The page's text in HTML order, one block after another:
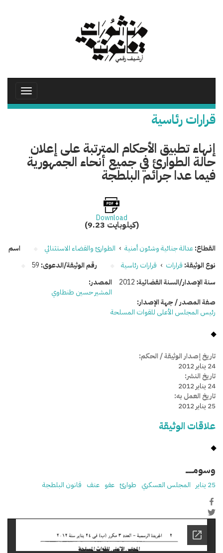
Toggle
قرارات رئاسية
إنهاء تطبيق الأحكام المترتبة على إعلان
حالة الطوارئ في جميع أنحاء الجمهورية
فيما عدا جرائم البلطجة
Download
(9.23 كيلوبايت)
القطاع:عدالة جنائية وشئون أمنية › الطوارئ والقضاء الاستثنائي
نوع الوثيقة: قرارات › قرارات رئاسية رقم الوثيقة/الدعوى: 59
سنة الإصدار/السنة القضائية: 2012
اسم
المصدر:
المشير حسين طنطاوي
صفة المصدر / جهة الإصدار:
رئيس المجلس الأعلى للقوات المسلحة
تاريخ إصدار الوثيقة / الحكم:
24 يناير 2012
تاريخ النشر:
24 يناير 2012
تاريخ العمل به:
25 يناير 2012
علاقات الوثيقة
وسومـــــ
25 يناير المجلس العسكري طوارئ عفو عنف قانون البلطجة